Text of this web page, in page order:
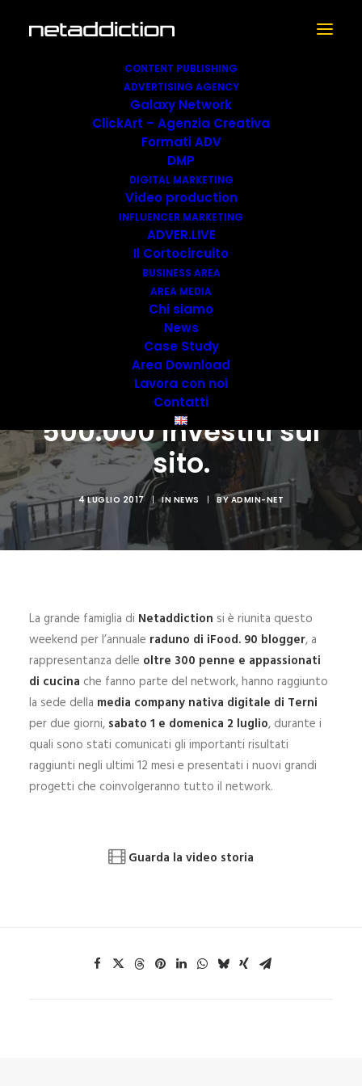
CONTENT PUBLISHING
ADVERTISING AGENCY
Galaxy Network
ClickArt – Agenzia Creativa
Formati ADV
DMP
DIGITAL MARKETING
Video production
INFLUENCER MARKETING
ADVER.LIVE
Il Cortocircuito
BUSINESS AREA
AREA MEDIA
Chi siamo
News
Case Study
Area Download
Lavora con noi
Contatti
I food blogger italiani
si incontrano a Terni:
il secondo raduno
nazionale ha svelato i
nuovi importanti
risultati raggiunti da
iFood.it. Nel 2017,
+110% di traffico
organico al sito, oltre
300 blogger e più di €
500.000 investiti sul
sito.
4 LUGLIO 2017 | IN NEWS | BYADMIN-NET
La grande famiglia di Netaddiction si è riunita questo
weekend per l’annuale raduno di iFood. 90 blogger, a
rappresentanza delle oltre 300 penne e appassionati
di cucina che fanno parte del network, hanno raggiunto
la sede della media company nativa digitale di Terni
per due giorni, sabato 1 e domenica 2 luglio, durante i
quali sono stati comunicati gli importanti risultati
raggiunti negli ultimi 12 mesi e presentati i nuovi grandi
progetti che coinvolgeranno tutto il network.
Guarda la video storia